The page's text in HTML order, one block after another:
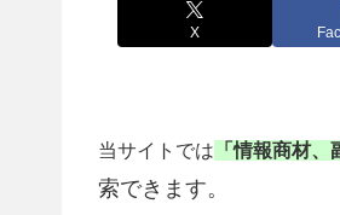
X
当サイトでは 「情報商材、
索できます。